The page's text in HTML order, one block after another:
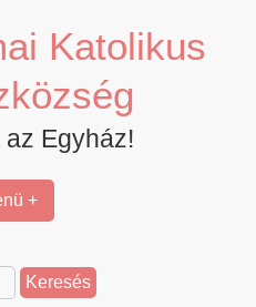
Katolikus
Egyház!
+